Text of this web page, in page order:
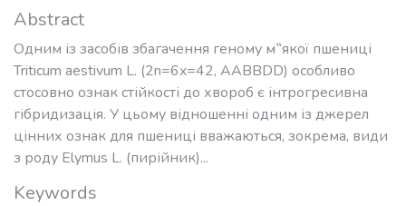
Abstract
Одним із засобів збагачення геному м‟якої пшениці
Triticum aestivum L. (2n=6x=42, AABBDD) особливо
стосовно ознак стійкості до хвороб є інтрогресивна
гібридизація. У цьому відношенні одним із джерел
цінних ознак для пшениці вважаються, зокрема, види
з роду Elymus L. (пирійник)...
Keywords